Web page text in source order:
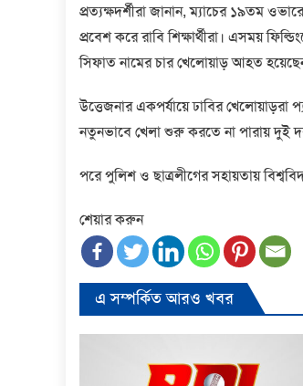
প্রত্যক্ষদর্শীরা জানান, ম্যাচের ১৯তম
প্রবেশ করে রাবি শিক্ষার্থীরা। এসময়
সিফাত নামের চার খেলোয়াড় আহত
উত্তেজনার একপর্যায়ে ঢাবির খেলোয়াড়রা
নতুনভাবে খেলা শুরু করতে না পারায় দুই
পরে পুলিশ ও ছাত্রলীগের সহায়তায়
শেয়ার করুন
এ সম্পর্কিত আরও খবর